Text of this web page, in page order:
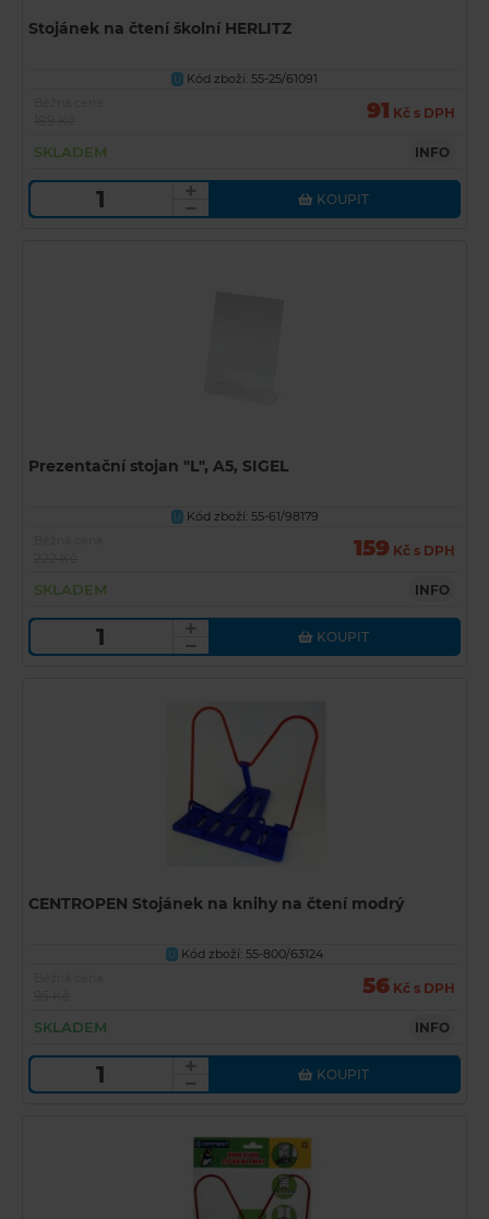
Stojánek na čtení školní HERLITZ
U
Kód zboží: 55-25/61091
91 Kč s DPH
SKLADEM INFO
KOUPIT
Prezentační stojan "L", A5, SIGEL
U Kód zboží: 55-61/98179
159 Kč s DPH
SKLADEM INFO
KOUPIT
CENTROPEN Stojánek na knihy na čtení modrý
U
Kód zboží: 55-800/63124
56 Kč s DPH
SKLADEM INFO
KOUPIT